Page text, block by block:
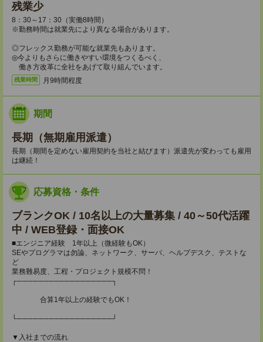
残業少
8：30～17：30（実働8時間）
※勤務時間は就業先により異なる場合があります。
◎フレックス勤務が可能な就業先もあります。
◎今よりもさらに働きやすい環境をつくるべく、
働き方改革に全社をあげて取り組んでいます。
残業時間 月9時間程度
期間
長期（無期雇用派遣）
長期（期間を定めない雇用契約を当社と結びます）派遣先が変わっても雇用
は継続！
応募資格・条件
ブランクOK / 10名以上の大量募集 / 40～50代活躍
中 / WEB登録・面接OK
■エンジニア経験 1年以上（微経験もOK）
SEやプログラマは勿論、ネットワーク、サーバ、ヘルプデスク、テストな
ど
業務難易度、工程・プロジェクト規模不問！
┌──────────────────┐
合算1年以上の経験でもOK！
└──────────────────┘
▼入社までの流れ